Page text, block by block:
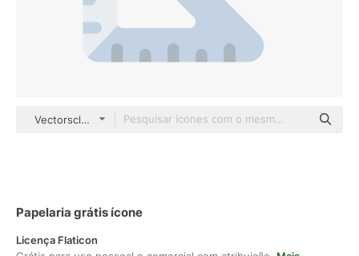
Vectorsclub Others
Papelaria grátis ícone
Licença Flaticon